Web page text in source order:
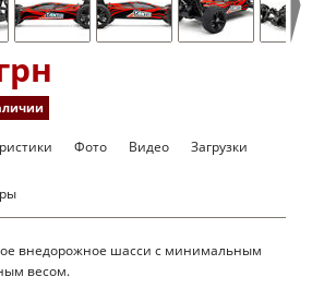
Фото Видео Загрузки
внедорожное шасси с минимальным
весом.